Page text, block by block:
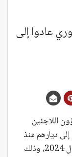
عادوا إلى
اللاجئين
ديارهم منذ
سقوط نظام الأسد في 8 ديسمبر/كانون الأول 2024، وذلك